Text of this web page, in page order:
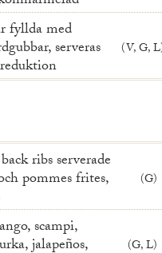
fyllda med
serveras V, G, L
ribs serverade
pommes frites, G
scampi,
jalapeños, G, L